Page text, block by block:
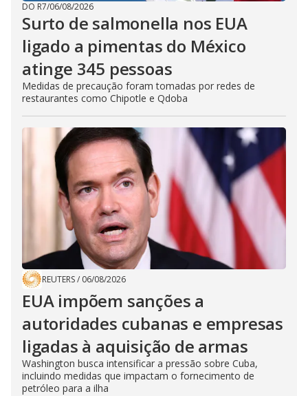
DO R7/06/08/2026
Surto de salmonella nos EUA
ligado a pimentas do México
atinge 345 pessoas
Medidas de precaução foram tomadas por redes de
restaurantes como Chipotle e Qdoba
REUTERS/ 06/08/2026
EUA impõem sanções a
autoridades cubanas e empresas
ligadas à aquisição de armas
Washington busca intensificar a pressão sobre Cuba,
incluindo medidas que impactam o fornecimento de
petróleo para a ilha